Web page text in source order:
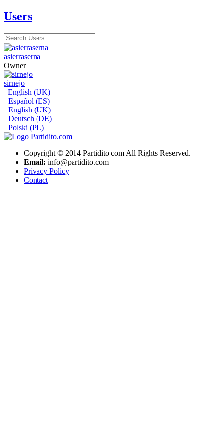
Users
asierraserna
Owner
sirnejo
English (UK)
Español (ES)
English (UK)
Deutsch (DE)
Polski (PL)
Copyright © 2014 Partidito.com All Rights Reserved.
Email: info@partidito.com
Privacy Policy
Contact